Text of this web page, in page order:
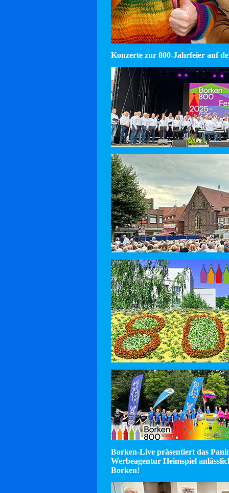
Konzerte zur 800-Jahrfeier auf
Borken-Live präsentiert das
Werbeagentur Heimspiel
Borken!